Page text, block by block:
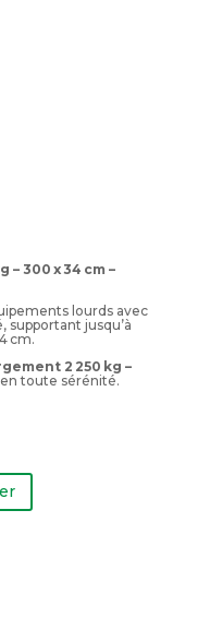
– 300 x 34 cm –
lourds avec
supportant jusqu’à
cm.
2 250 kg –
toute sérénité.